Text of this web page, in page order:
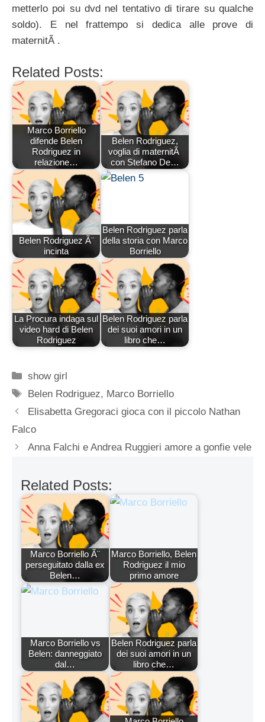
metterlo poi su dvd nel tentativo di tirare su qualche
soldo). E nel frattempo si dedica alle prove di
maternitÃ .
Related Posts:
Marco Borriello
difende Belen
Rodriguez in
relazione…
Belen Rodriguez,
voglia di maternitÃ
con Stefano De…
Belen Rodriguez Ã¨
incinta
Belen Rodriguez parla
della storia con Marco
Borriello
La Procura indaga sul
video hard di Belen
Rodriguez
Belen Rodriguez parla
dei suoi amori in un
libro che…
Categorie
show girl
Tag
Belen Rodriguez, Marco Borriello
Elisabetta Gregoraci gioca con il piccolo Nathan
Falco
Anna Falchi e Andrea Ruggieri amore a gonfie vele
Related Posts:
Marco Borriello Ã¨
perseguitato dalla ex
Belen…
Marco Borriello, Belen
Rodriguez il mio
primo amore
Marco Borriello vs
Belen: danneggiato
dal…
Belen Rodriguez parla
dei suoi amori in un
libro che…